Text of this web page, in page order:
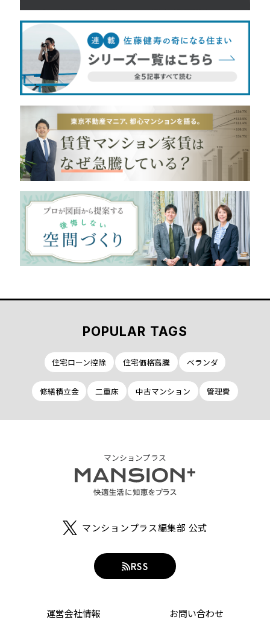
POPULAR TAGS
住宅ローン控除 住宅価格高騰 ベランダ
修繕積立金 二重床 中古マンション 管理費
マンションプラス
マンションプラス編集部 公式
RSS
運営会社情報 お問い合わせ